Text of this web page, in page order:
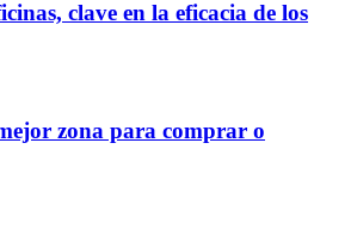
clave en la eficacia de los
zona para comprar o